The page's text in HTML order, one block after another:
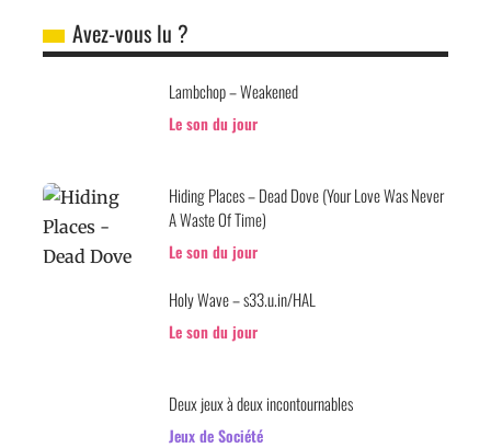
Avez-vous lu ?
Lambchop – Weakened
Le son du jour
Hiding Places – Dead Dove (Your Love Was Never
A Waste Of Time)
Le son du jour
Holy Wave – s33.u.in/HAL
Le son du jour
Deux jeux à deux incontournables
Jeux de Société